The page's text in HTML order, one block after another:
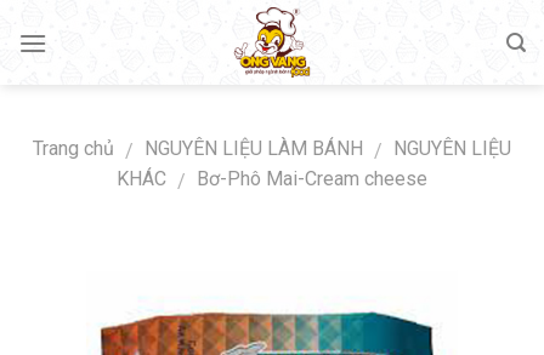
Trang chủ / NGUYÊN LIỆU LÀM BÁNH / NGUYÊN LIỆU
KHÁC / Bơ-Phô Mai-Cream cheese